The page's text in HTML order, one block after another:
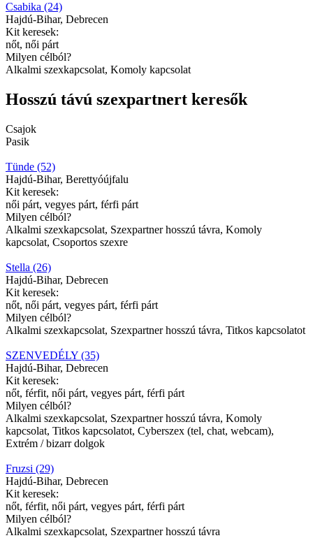
Csabika (24)
Hajdú-Bihar, Debrecen
Kit keresek:
nőt, női párt
Milyen célból?
Alkalmi szexkapcsolat, Komoly kapcsolat
Hosszú távú szexpartnert keresők
Csajok
Pasik
Tünde (52)
Hajdú-Bihar, Berettyóújfalu
Kit keresek:
női párt, vegyes párt, férfi párt
Milyen célból?
Alkalmi szexkapcsolat, Szexpartner hosszú távra, Komoly
kapcsolat, Csoportos szexre
Stella (26)
Hajdú-Bihar, Debrecen
Kit keresek:
nőt, női párt, vegyes párt, férfi párt
Milyen célból?
Alkalmi szexkapcsolat, Szexpartner hosszú távra, Titkos kapcsolatot
SZENVEDÉLY (35)
Hajdú-Bihar, Debrecen
Kit keresek:
nőt, férfit, női párt, vegyes párt, férfi párt
Milyen célból?
Alkalmi szexkapcsolat, Szexpartner hosszú távra, Komoly
kapcsolat, Titkos kapcsolatot, Cyberszex (tel, chat, webcam),
Extrém / bizarr dolgok
Fruzsi (29)
Hajdú-Bihar, Debrecen
Kit keresek:
nőt, férfit, női párt, vegyes párt, férfi párt
Milyen célból?
Alkalmi szexkapcsolat, Szexpartner hosszú távra